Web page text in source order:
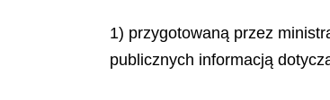
1) przygotowaną przez
publicznych informacją